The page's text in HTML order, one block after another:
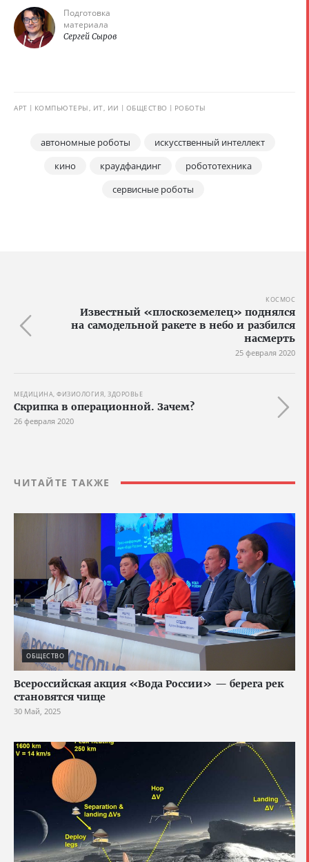
Подготовка
материала
Сергей Сыров
АРТ КОМПЬЮТЕРЫ, ИТ, ИИ ОБЩЕСТВО РОБОТЫ
автономные роботы
искусственный интеллект
кино
краудфандинг
робототехника
сервисные роботы
КОСМОС
Известный «плоскоземелец» поднялся
на самодельной ракете в небо и разбился
насмерть
25 февраля 2020
МЕДИЦИНА, ФИЗИОЛОГИЯ, ЗДОРОВЬЕ
Скрипка в операционной. Зачем?
26 февраля 2020
ЧИТАЙТЕ ТАКЖЕ
ОБЩЕСТВО
Всероссийская акция «Вода России» — берега рек
становятся чище
30 Май, 2025